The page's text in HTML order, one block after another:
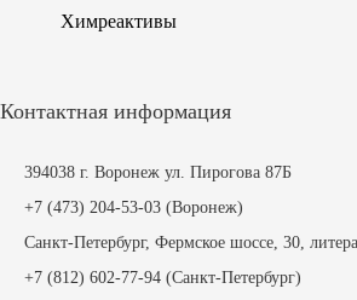
Химреактивы
Контактная информация
394038 г. Воронеж ул. Пирогова 87Б
+7 (473) 204-53-03 (Воронеж)
Санкт-Петербург, Фермское шоссе, 30,
+7 (812) 602-77-94 (Санкт-Петербург)